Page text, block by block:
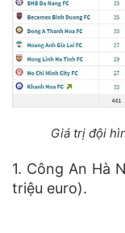
Giá trị đội
1. Công An Hà
triệu euro).